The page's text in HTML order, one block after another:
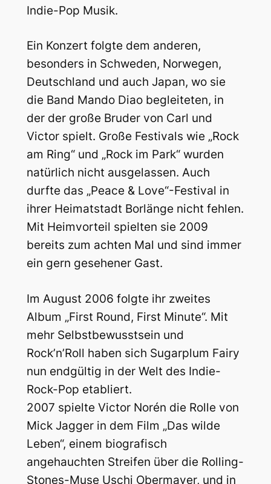
Indie-Pop Musik.
Ein Konzert folgte dem anderen,
besonders in Schweden, Norwegen,
Deutschland und auch Japan, wo sie
die Band Mando Diao begleiteten, in
der der große Bruder von Carl und
Victor spielt. Große Festivals wie „Rock
am Ring“ und „Rock im Park“ wurden
natürlich nicht ausgelassen. Auch
durfte das „Peace & Love“-Festival in
ihrer Heimatstadt Borlänge nicht fehlen.
Mit Heimvorteil spielten sie 2009
bereits zum achten Mal und sind immer
ein gern gesehener Gast.
Im August 2006 folgte ihr zweites
Album „First Round, First Minute“. Mit
mehr Selbstbewusstsein und
Rock’n’Roll haben sich Sugarplum Fairy
nun endgültig in der Welt des Indie-
Rock-Pop etabliert.
2007 spielte Victor Norén die Rolle von
Mick Jagger in dem Film „Das wilde
Leben“, einem biografisch
angehauchten Streifen über die Rolling-
Stones-Muse Uschi Obermayer, und in